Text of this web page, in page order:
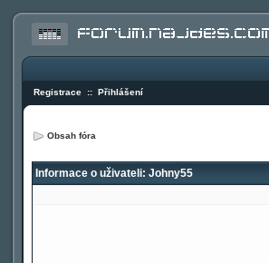
Registrace :: Přihlášení
Obsah fóra
Informace o uživateli: Johny55